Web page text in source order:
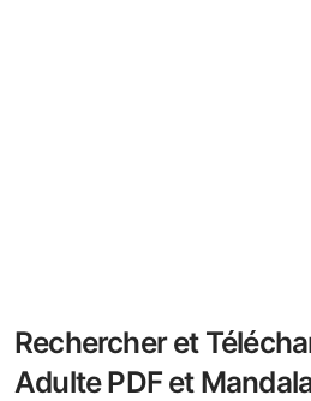
Rechercher et
Adulte PDF et